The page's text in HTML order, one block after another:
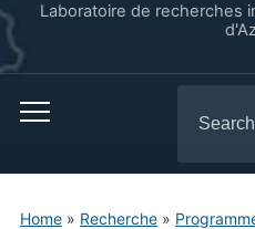
Laboratoire de recherches
for:
Home» Recherche»